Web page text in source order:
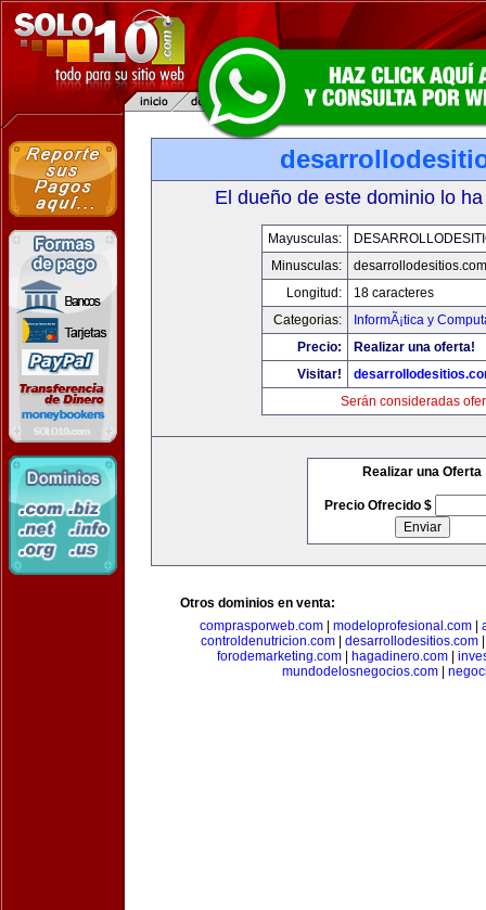
El dueño de este dominio lo
Mayusculas:
Minusculas:
desarrollodesitios.com
Longitud:
18 caracteres
Categorias:
InformÃ¡tica y
Precio:
Realizar una oferta!
Visitar!
Serán consideradas
Realizar una Oferta
Precio Ofrecido $
Otros dominios en venta:
comprasporweb.com| modeloprofesional.com|
controldenutricion.com
desarrollodesitios.com
forodemarketing.com| hagadinero.com|
mundodelosnegocios.com